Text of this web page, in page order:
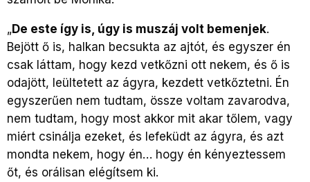
„De este így is, úgy is muszáj volt bemenjek.
Bejött ő is, halkan becsukta az ajtót, és egyszer én
csak láttam, hogy kezd vetkőzni ott nekem, és ő is
odajött, leültetett az ágyra, kezdett vetkőztetni. Én
egyszerűen nem tudtam, össze voltam zavarodva,
nem tudtam, hogy most akkor mit akar tőlem, vagy
miért csinálja ezeket, és lefeküdt az ágyra, és azt
mondta nekem, hogy én… hogy én kényeztessem
őt, és orálisan elégítsem ki.